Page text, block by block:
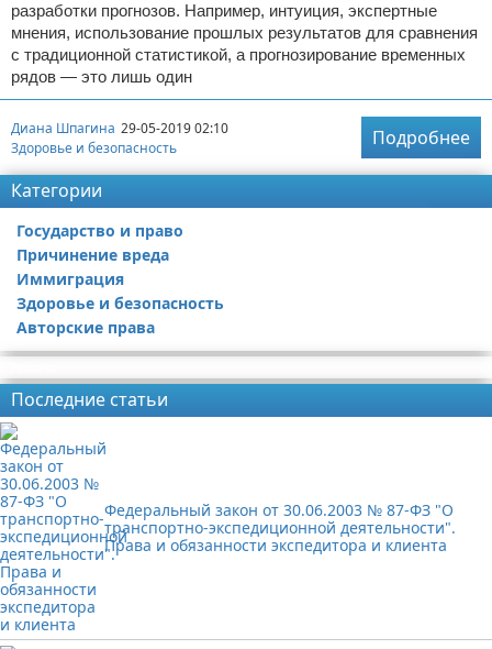
разработки прогнозов. Например, интуиция, экспертные
мнения, использование прошлых результатов для сравнения
с традиционной статистикой, а прогнозирование временных
рядов — это лишь один
Диана Шпагина 29-05-2019 02:10
Здоровье и безопасность
Подробнее
Категории
Государство и право
Причинение вреда
Иммиграция
Здоровье и безопасность
Авторские права
Последние статьи
Федеральный закон от 30.06.2003 № 87-ФЗ "О
транспортно-экспедиционной деятельности".
Права и обязанности экспедитора и клиента